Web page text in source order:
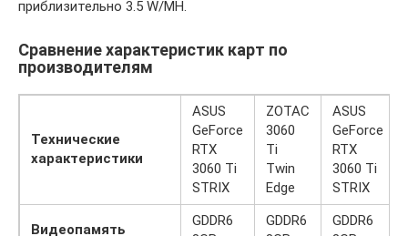
приблизительно 3.5 W/MH.
Сравнение характеристик карт по
производителям
Технические
характеристики
ASUS
GeForce
RTX
3060 Ti
STRIX
ZOTAC
3060
Ti
Twin
Edge
ASUS
GeForce
RTX
3060 Ti
STRIX
Видеопамять
GDDR6
GDDR6
GDDR6